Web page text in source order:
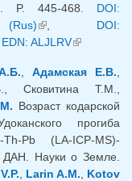
P. 445-468. DOI:
(внешняя
ссылка)
DOI:
ссылка)
EDN: ALJLRV(внешняя
Адамская Е.В.
Сковитина Т.М.,
Возраст кодарской
прогиба
Pb (LA-ICP-MS)-
ДАН. Науки о Земле.
Larin A.M.
Kotov